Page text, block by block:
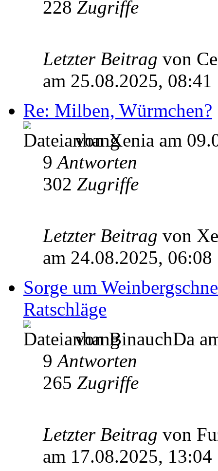
228 Zugriffe
Letzter Beitrag von
am 25.08.2025, 08:41
Re: Milben, Würmchen?
von Xenia am
9Antworten
302 Zugriffe
Letzter Beitrag von
am 24.08.2025, 06:08
Sorge um
Ratschläge
von BinauchDa
9Antworten
265 Zugriffe
Letzter Beitrag von
am 17.08.2025, 13:04